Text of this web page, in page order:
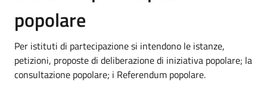
popolare
Per istituti di partecipazione si intendono le istanze,
petizioni, proposte di deliberazione di iniziativa popolare; la
consultazione popolare; i Referendum popolare.